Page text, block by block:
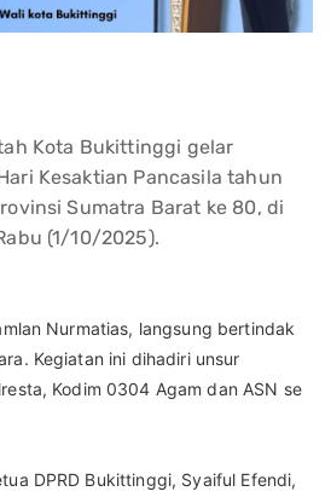
Kota Bukittinggi gelar
Kesaktian Pancasila tahun
Sumatra Barat ke 80, di
(1/10/2025).
Nurmatias, langsung bertindak
Kegiatan ini dihadiri unsur
Kodim 0304 Agam dan ASN se
DPRD Bukittinggi, Syaiful Efendi,